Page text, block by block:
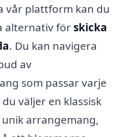
vår plattform kan du
alternativ för skicka
. Du kan navigera
av
som passar varje
väljer en klassisk
arrangemang,